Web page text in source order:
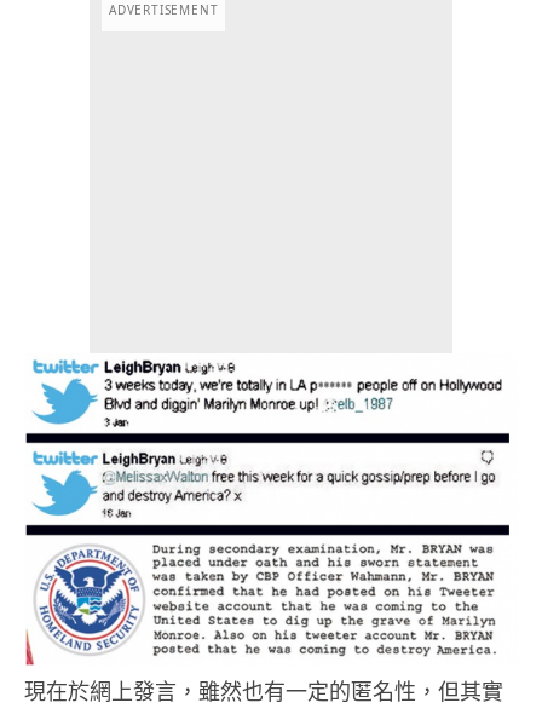
ADVERTISEMENT
現在於網上發言，雖然也有一定的匿名性，但其實